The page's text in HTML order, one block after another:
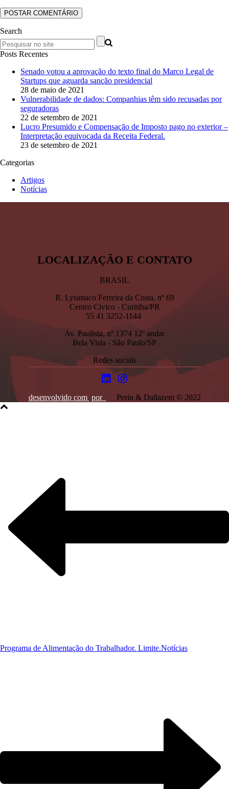
Search
Posts Recentes
Senado votou a aprovação do texto final do Marco Legal de
Startups que aguarda sanção presidencial
28 de maio de 2021
Vulnerabilidade de dados: Companhias têm sido recusadas por
seguradoras
22 de setembro de 2021
Lucro Presumido e Compensação de Imposto pago no exterior –
Interpretação equivocada da Receita Federal.
23 de setembro de 2021
Categorias
Artigos
Notícias
BRASIL
R. Lysimaco Ferreira da Costa, nº 69
Centro Civico - Curitiba/PR
55 41 3252-1144
Av. Paulista, nº 1374 12º andar
Bela Vista - São Paulo/SP
Redes sociais
desenvolvido com por Perin & Dallazem © 2022
Programa de Alimentação do Trabalhador. Limite.Notícias